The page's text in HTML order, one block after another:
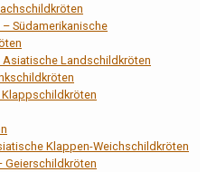
Südamerikanische
Landschildkröten
Klappen-Weichschildkröten
Geierschildkröten